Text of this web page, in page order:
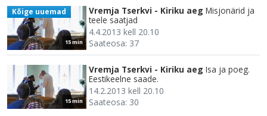
15 min
Kõige uuemad Vremja Tserkvi - Kiriku aeg Misjonärid ja
teele saatjad
4.4.2013 kell 20.10
Saateosa: 37
15 min
Vremja Tserkvi - Kiriku aeg Isa ja poeg.
Eestikeelne saade.
14.2.2013 kell 20.10
Saateosa: 30